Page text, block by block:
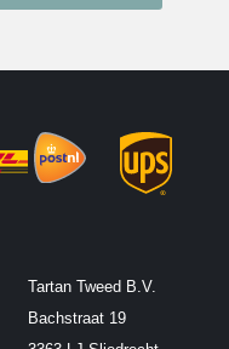
Tartan Tweed B.V.
Bachstraat 19